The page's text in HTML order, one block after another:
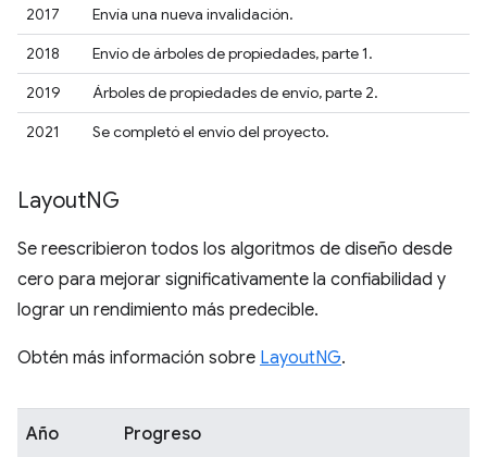
2017
Envía una nueva invalidación.
2018
Envío de árboles de propiedades, parte 1.
2019
Árboles de propiedades de envío, parte 2.
2021
Se completó el envío del proyecto.
LayoutNG
Se reescribieron todos los algoritmos de diseño desde
cero para mejorar significativamente la confiabilidad y
lograr un rendimiento más predecible.
Obtén más información sobre LayoutNG.
Año Progreso